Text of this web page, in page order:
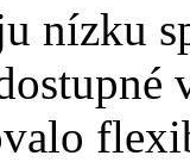
nízku